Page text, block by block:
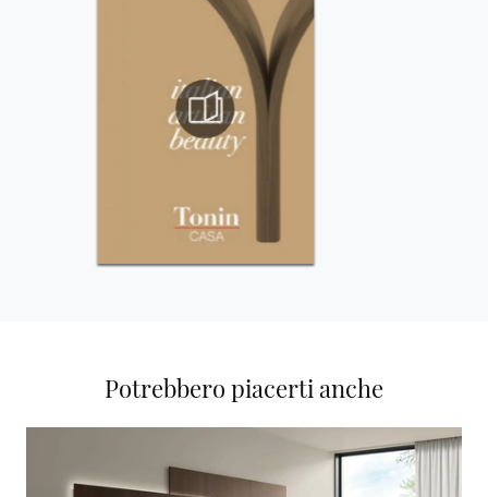
Potrebbero piacerti anche